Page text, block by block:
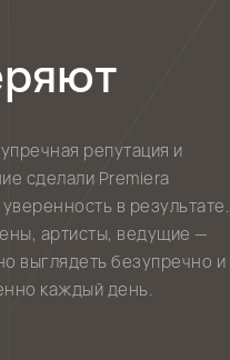
репутация и
сделали Premiera
в результате.
артисты, ведущие —
выглядеть безупречно и
каждый день.